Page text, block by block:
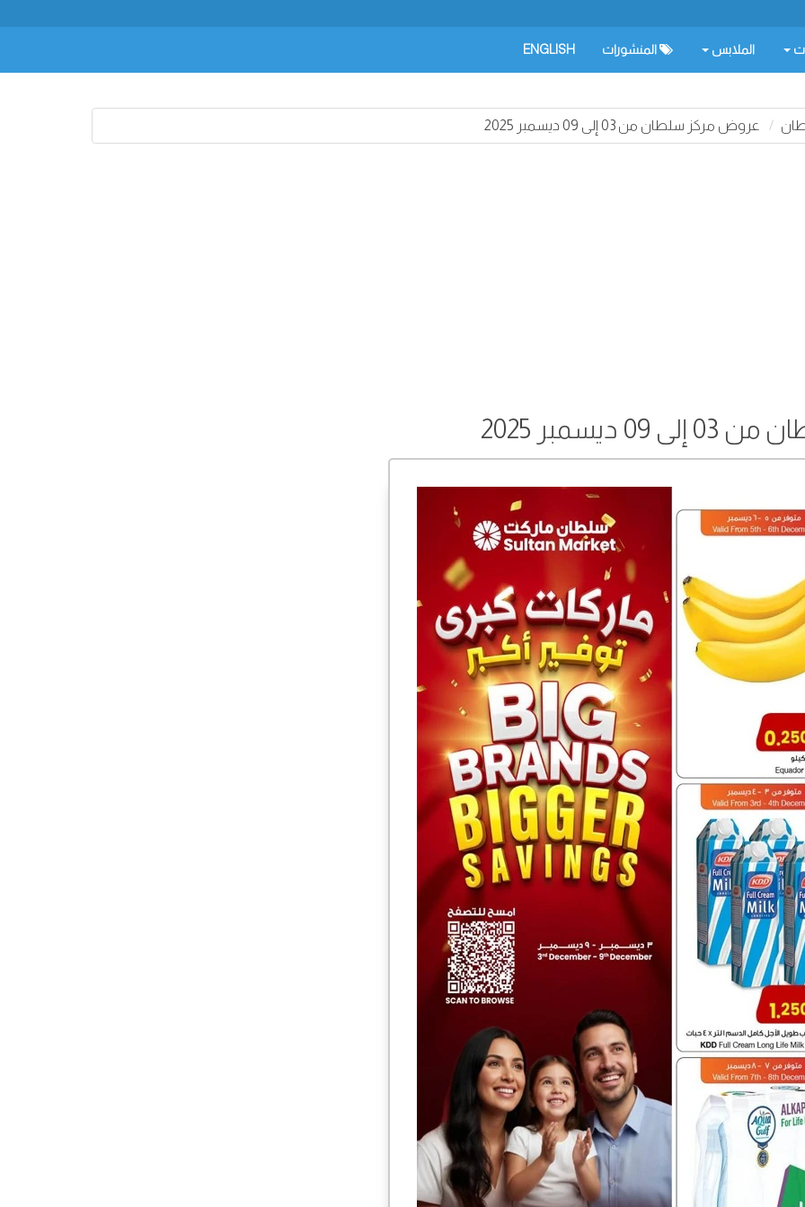
الملابس المنشورات ENGLISH
عروض مركز سلطان من 03 إلى 09 ديسمبر 2025
2025